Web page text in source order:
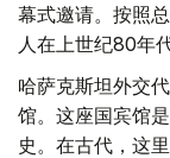
幕式邀请。按照
人在上世纪80年
哈萨克斯坦外交
馆。这座国宾馆
史。在古代，这